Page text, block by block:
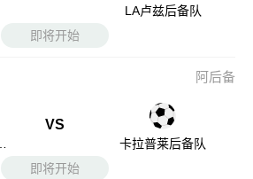
LA卢兹后备队
即将开始
阿后备
VS
卡拉普莱后备队
即将开始